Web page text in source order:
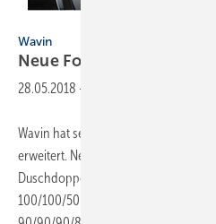
Wavin
Neue Formteile für
28.05.2018 -
Wavin hat sein Entwässerungssystem
erweitert. Neu hinzugekommen sind
Duschdoppelabzweig in den
100/100/50 (links und rechts), ein